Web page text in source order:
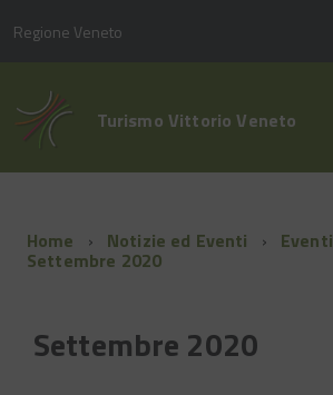
Regione Veneto
Turismo Vittorio Veneto
Home Notizie ed Eventi Eventi
Settembre 2020
Settembre 2020